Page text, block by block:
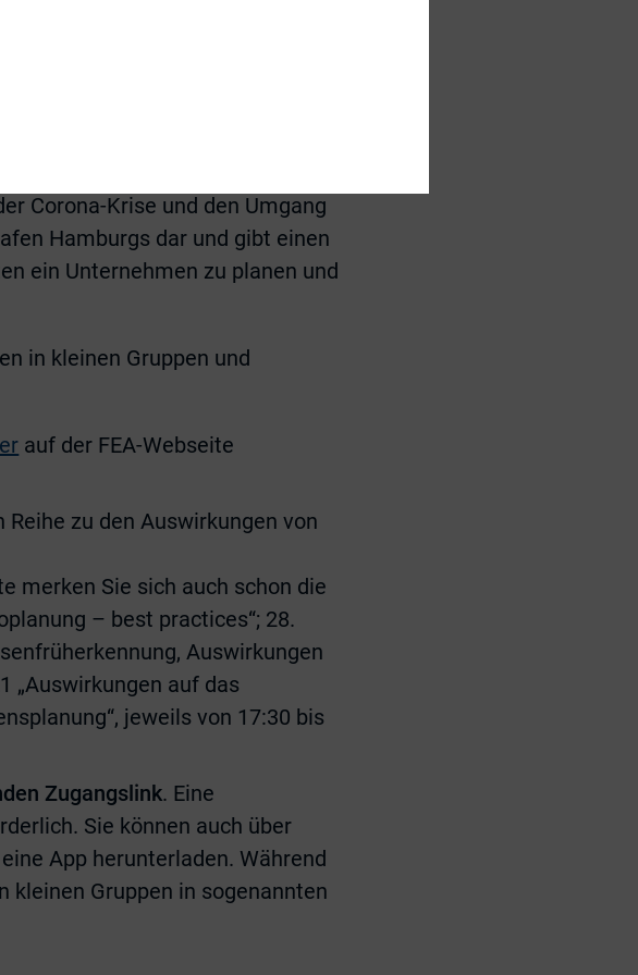
Corona-Krise und den Umgang
Hamburgs dar und gibt einen
ein Unternehmen zu planen und
in kleinen Gruppen und
auf der FEA-Webseite
zu den Auswirkungen von
merken Sie sich auch schon die
– best practices“; 28.
Auswirkungen
„Auswirkungen auf das
jeweils von 17:30 bis
Zugangslink. Eine
Sie können auch über
App herunterladen. Während
kleinen Gruppen in sogenannten